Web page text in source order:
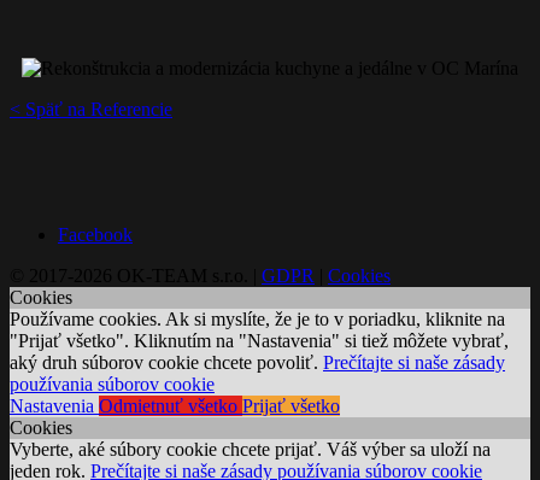
< Späť na Referencie
Facebook
GDPR
Cookies
Cookies
Používame cookies. Ak si myslíte, že je to v poriadku, kliknite na
"Prijať všetko". Kliknutím na "Nastavenia" si tiež môžete vybrať,
aký druh súborov cookie chcete povoliť. Prečítajte si naše zásady
používania súborov cookie
Nastavenia Odmietnuť všetko Prijať všetko
Cookies
Vyberte, aké súbory cookie chcete prijať. Váš výber sa uloží na
jeden rok. Prečítajte si naše zásady používania súborov cookie